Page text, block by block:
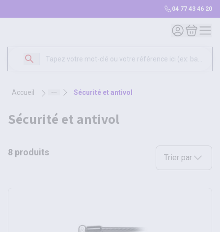
04 77 43 46 20
Mon compte
Mon
accueil sécurité et antivol
sécurité et antivol
8 produits
Trier par